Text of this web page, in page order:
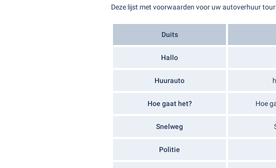
Deze lijst met voorwaarden voor uw autoverhuur
Duits
Hallo
Huurauto
Hoe gaat het? Hoe
Snelweg
Politie